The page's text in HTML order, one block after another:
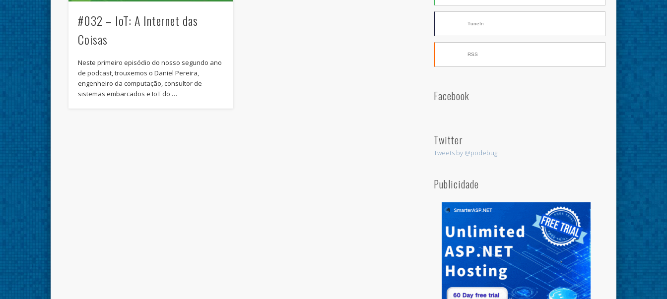
#032 – IoT: A Internet das
Coisas
Neste primeiro episódio do nosso segundo ano
de podcast, trouxemos o Daniel Pereira,
engenheiro da computação, consultor de
sistemas embarcados e IoT do …
TuneIn
RSS
Facebook
Twitter
Tweets by @podebug
Publicidade